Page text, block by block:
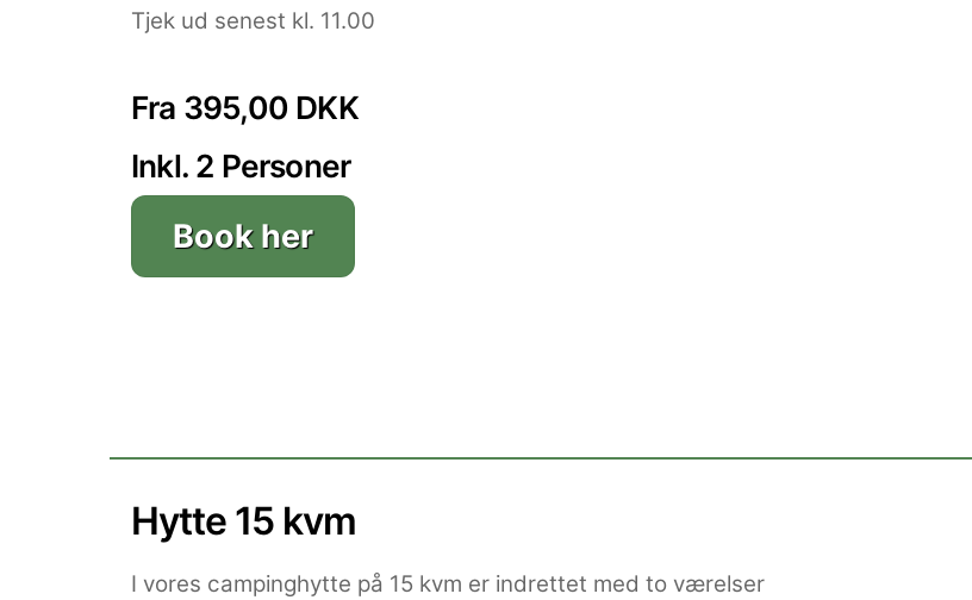
Tjek ud senest kl. 11.00
Fra 395,00 DKK
Inkl. 2 Personer
Book her
Hytte 15 kvm
I vores campinghytte på 15 kvm er indrettet med to værelser